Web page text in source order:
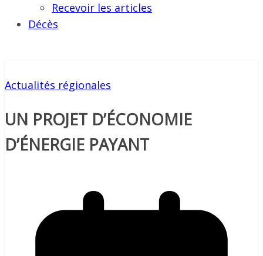
Recevoir les articles
Décès
Actualités régionales
UN PROJET D’ÉCONOMIE
D’ÉNERGIE PAYANT